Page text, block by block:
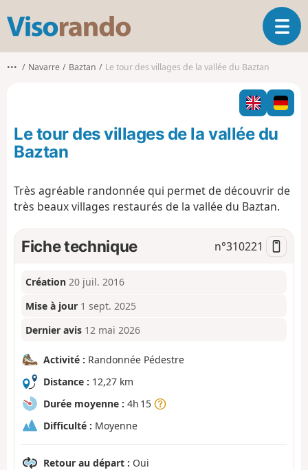
s
o
o
O
u
i
r
l
i
t
••• Navarre Baztan Le tour des villages de la vallée du Baztan
Le tour des villages de la vallée du
Baztan
Très agréable randonnée qui permet de découvrir de
très beaux villages restaurés de la vallée du Baztan.
Fiche technique n°310221
Création 20 juil. 2016
Mise à jour 1 sept. 2025
Dernier avis 12 mai 2026
Activité : Randonnée Pédestre
Distance : 12,27 km
Durée moyenne : 4h 15
Difficulté : Moyenne
Retour au départ : Oui